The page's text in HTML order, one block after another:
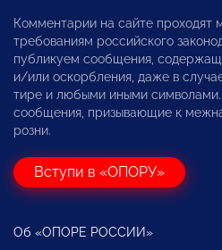
Комментарии на сайте проходят
требованиям российского
публикуем сообщения,
и/или оскорбления, даже в
тире и любыми иными
сообщения, призывающие к
розни.
Вступи в «ОПОРУ»
Об «ОПОРЕ РОССИИ»